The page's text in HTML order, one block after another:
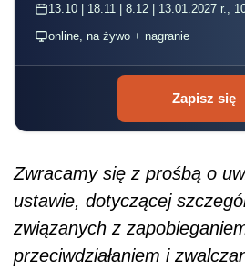
13.10 | 18.11 | 8.12 | 13.01.2027 r.,
online, na żywo + nagranie
Zapisz się
Zwracamy się z prośbą o
ustawie, dotyczącej
związanych z
przeciwdziałaniem i